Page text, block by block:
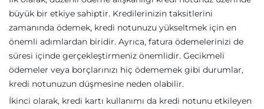
büyük bir etkiye sahiptir. Kredilerinizin taksitlerini
zamanında ödemek, kredi notunuzu yükseltmek için en
önemli adımlardan biridir. Ayrıca, fatura ödemelerinizi de
süresi içinde gerçekleştirmeniz önemlidir. Gecikmeli
ödemeler veya borçlarınızı hiç ödememek gibi durumlar,
kredi notunuzun düşmesine neden olabilir.
İkinci olarak, kredi kartı kullanımı da kredi notunu etkileyen